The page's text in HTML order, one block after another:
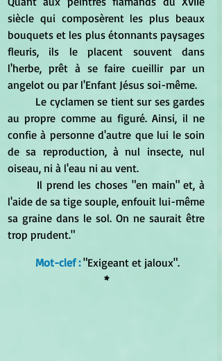
siècle qui composèrent les plus beaux
bouquets et les plus étonnants paysages
fleuris, ils le placent souvent dans
l'herbe, prêt à se faire cueillir par un
angelot ou par l'Enfant Jésus soi-même.
au propre comme au figuré. Ainsi, il ne
confie à personne d'autre que lui le soin
de sa reproduction, à nul insecte, nul
oiseau, ni à l'eau ni au vent.
l'aide de sa tige souple, enfouit lui-même
sa graine dans le sol. On ne saurait être
trop prudent."
Mot-clef : "Exigeant et jaloux".
*